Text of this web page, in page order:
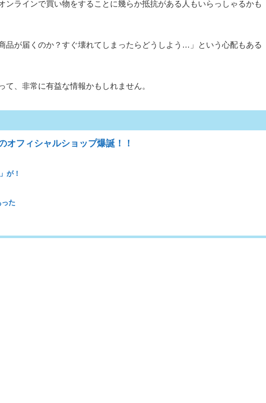
ンラインで買い物をすることに幾らか抵抗がある人もいらっしゃるかも
品が届くのか？すぐ壊れてしまったらどうしよう…」という心配もある
て、非常に有益な情報かもしれません。
オフィシャルショップ爆誕！！
が！
た